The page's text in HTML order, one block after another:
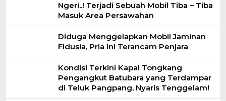
Ngeri..! Terjadi Sebuah Mobil Tiba – Tiba
Masuk Area Persawahan
Diduga Menggelapkan Mobil Jaminan
Fidusia, Pria Ini Terancam Penjara
Kondisi Terkini Kapal Tongkang
Pengangkut Batubara yang Terdampar
di Teluk Pangpang, Nyaris Tenggelam!